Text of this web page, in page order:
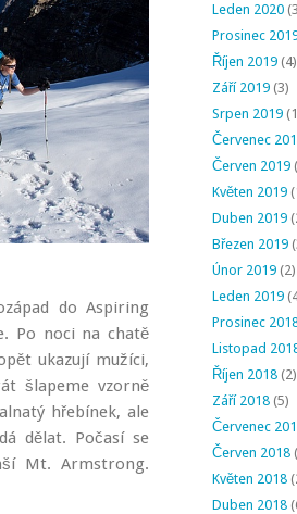
do Aspiring
Po noci na chatě
ukazují mužíci,
šlapeme vzorně
hřebínek, ale
dělat. Počasí se
Mt. Armstrong.
Leden 2020
Prosinec
Říjen 2019(4)
Září 2019(3)
Srpen 2019
Červenec
Červen 2019
Květen 2019
Duben 2019
Březen 2019
Únor 2019(2)
Leden 2019
Prosinec
Listopad
Říjen 2018(2)
Září 2018(5)
Červenec
Červen 2018
Květen 2018
Duben 2018